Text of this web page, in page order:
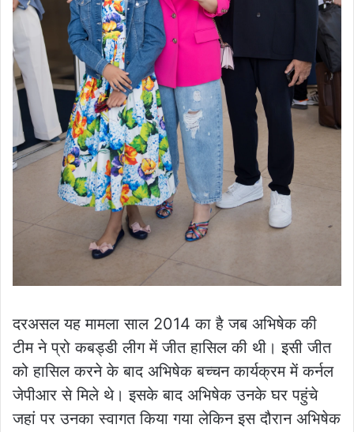
दरअसल यह मामला साल 2014 का है जब अभिषेक की
टीम ने प्रो कबड्डी लीग में जीत हासिल की थी। इसी जीत
को हासिल करने के बाद अभिषेक बच्चन कार्यक्रम में कर्नल
जेपीआर से मिले थे। इसके बाद अभिषेक उनके घर पहुंचे
जहां पर उनका स्वागत किया गया लेकिन इस दौरान अभिषेक